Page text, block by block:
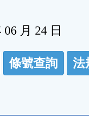
月 24 日
條號查詢 法